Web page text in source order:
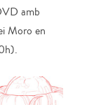
amb
Moro en